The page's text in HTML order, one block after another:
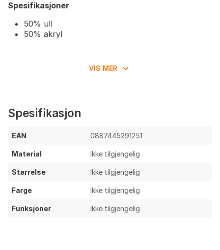
Spesifikasjoner
50% ull
50% akryl
VIS MER
Spesifikasjon
EAN 0887445291251
Material Ikke tilgjengelig
Størrelse Ikke tilgjengelig
Farge Ikke tilgjengelig
Funksjoner Ikke tilgjengelig